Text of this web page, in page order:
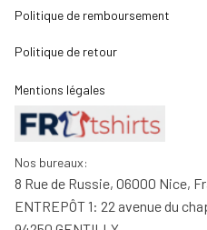
Politique de remboursement
Politique de retour
Mentions légales
Nos bureaux:
8 Rue de Russie, 06000 Nice,
ENTREPÔT 1: 22 avenue du